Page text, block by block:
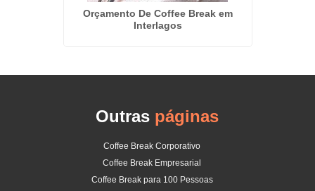
Orçamento De Coffee Break em
Interlagos
Outras páginas
Coffee Break Corporativo
Coffee Break Empresarial
Coffee Break para 100 Pessoas